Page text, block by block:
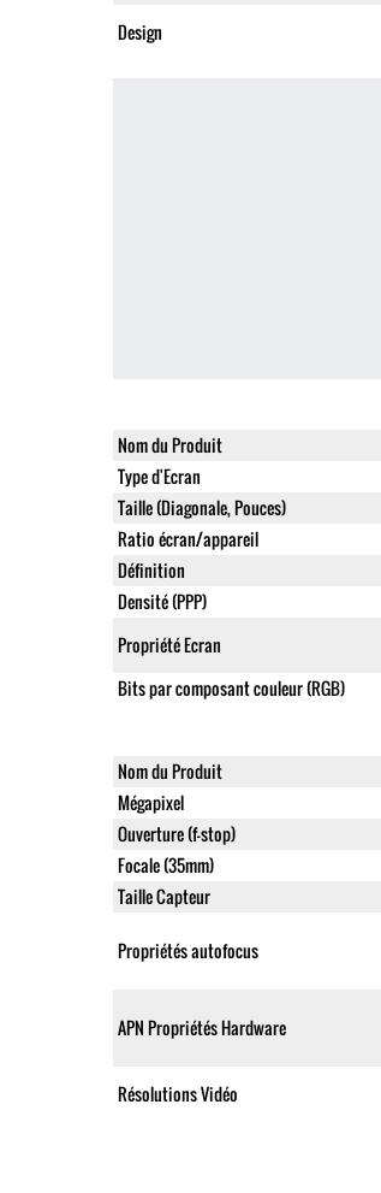
Design
Nom du Produit
Type d'Ecran
Taille (Diagonale, Pouces)
Ratio écran/appareil
Définition
Densité (PPP)
Propriété Ecran
Bits par composant couleur (RGB)
Nom du Produit
Mégapixel
Ouverture (f-stop)
Focale (35mm)
Taille Capteur
Propriétés autofocus
APN Propriétés Hardware
Résolutions Vidéo